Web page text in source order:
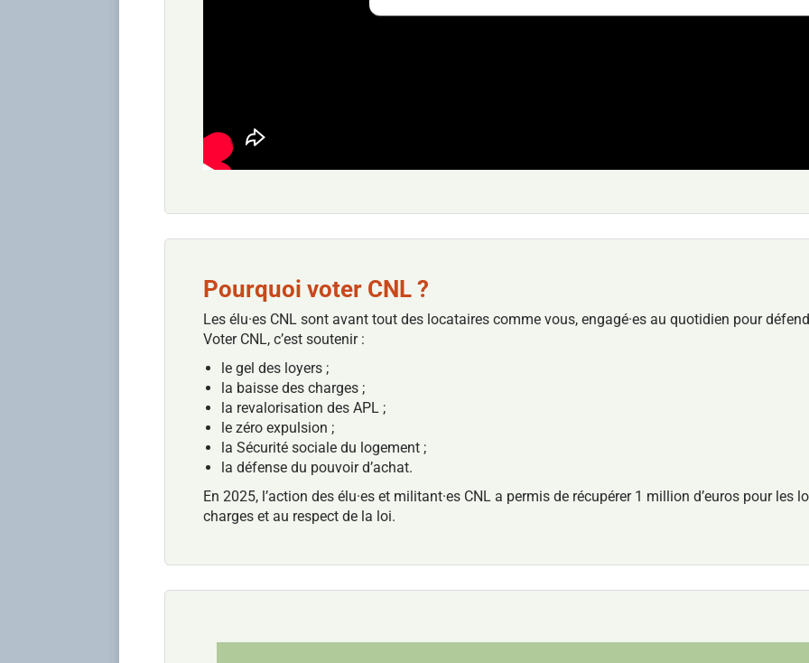
Pourquoi voter CNL ?
Les élu·es CNL sont avant tout des locataires comme vous, engagé·es au quotidien pour
Voter CNL, c’est soutenir :
le gel des loyers ;
la baisse des charges ;
la revalorisation des APL ;
le zéro expulsion ;
la Sécurité sociale du logement ;
la défense du pouvoir d’achat.
En 2025, l’action des élu·es et militant·es CNL a permis de récupérer 1 million d’euros pour les
charges et au respect de la loi.